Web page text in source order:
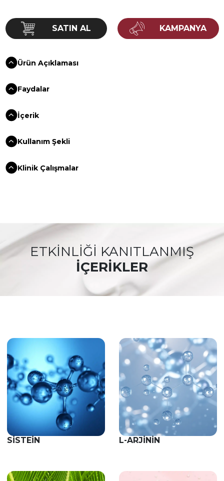
SATIN AL KAMPANYA
Ürün Açıklaması
Faydalar
İçerik
Kullanım Şekli
Klinik Çalışmalar
ETKİNLİĞİ KANITLANMIŞ
İÇERİKLER
SISTEIN L-ARJININ